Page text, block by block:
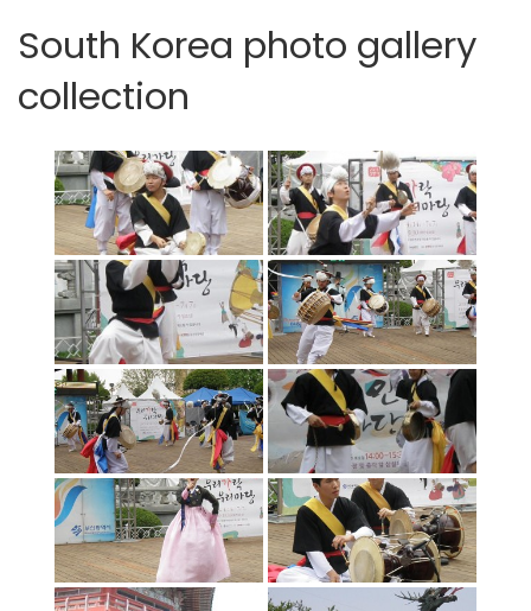
South Korea photo gallery
collection